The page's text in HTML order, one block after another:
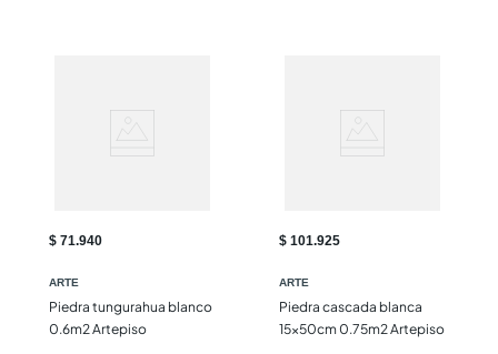
$ 71.940
ARTE
Piedra tungurahua blanco
0.6m2 Artepiso
$ 101.925
ARTE
Piedra cascada blanca
15x50cm 0.75m2 Artepiso